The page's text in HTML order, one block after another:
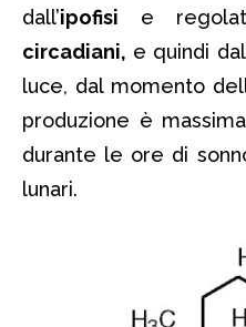
dall’ipofisi e
circadiani, e quindi
luce, dal momento
produzione è
durante le ore di
lunari.